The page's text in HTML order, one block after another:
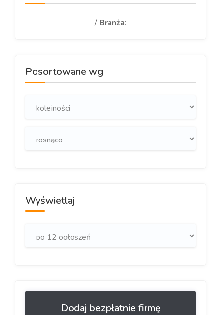
/ Branża:
Posortowane wg
Wyświetlaj
Dodaj bezpłatnie firmę